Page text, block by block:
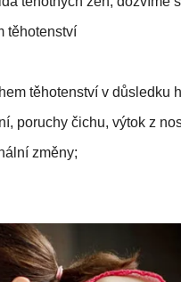
těhotenství
těhotenství v důsledku
poruchy čichu, výtok z
změny;